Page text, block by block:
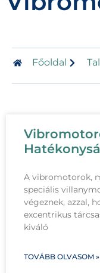
Főoldal
A vibromotorok,
speciális
végeznek, azzal,
excentrikus
kiváló
TOVÁBB OLVASOM »